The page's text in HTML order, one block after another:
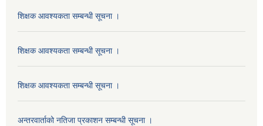
शिक्षक आवश्यकता सम्बन्धी सूचना ।
शिक्षक आवश्यकता सम्बन्धी सूचना ।
शिक्षक आवश्यकता सम्बन्धी सूचना ।
अन्तरवार्ताको नतिजा प्रकाशन सम्बन्धी सूचना ।